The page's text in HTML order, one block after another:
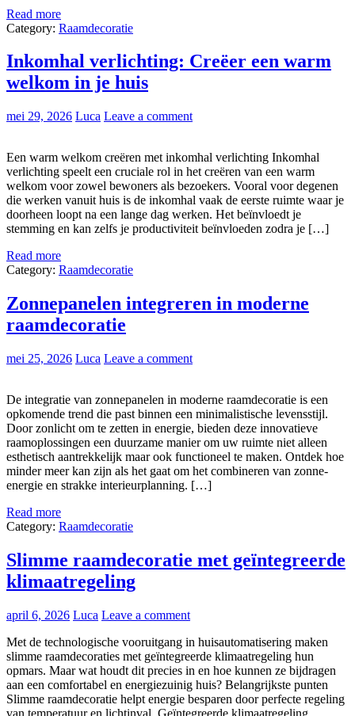
Read more
Category: Raamdecoratie
Inkomhal verlichting: Creëer een warm
welkom in je huis
mei 29, 2026 Luca Leave a comment
Een warm welkom creëren met inkomhal verlichting Inkomhal
verlichting speelt een cruciale rol in het creëren van een warm
welkom voor zowel bewoners als bezoekers. Vooral voor degenen
die werken vanuit huis is de inkomhal vaak de eerste ruimte waar je
doorheen loopt na een lange dag werken. Het beïnvloedt je
stemming en kan zelfs je productiviteit beïnvloeden zodra je […]
Read more
Category: Raamdecoratie
Zonnepanelen integreren in moderne
raamdecoratie
mei 25, 2026 Luca Leave a comment
De integratie van zonnepanelen in moderne raamdecoratie is een
opkomende trend die past binnen een minimalistische levensstijl.
Door zonlicht om te zetten in energie, bieden deze innovatieve
raamoplossingen een duurzame manier om uw ruimte niet alleen
esthetisch aantrekkelijk maar ook functioneel te maken. Ontdek hoe
minder meer kan zijn als het gaat om het combineren van zonne-
energie en strakke interieurplanning. […]
Read more
Category: Raamdecoratie
Slimme raamdecoratie met geïntegreerde
klimaatregeling
april 6, 2026 Luca Leave a comment
Met de technologische vooruitgang in huisautomatisering maken
slimme raamdecoraties met geïntegreerde klimaatregeling hun
opmars. Maar wat houdt dit precies in en hoe kunnen ze bijdragen
aan een comfortabel en energiezuinig huis? Belangrijkste punten
Slimme raamdecoratie helpt energie besparen door perfecte regeling
van temperatuur en lichtinval. Geïntegreerde klimaatregeling